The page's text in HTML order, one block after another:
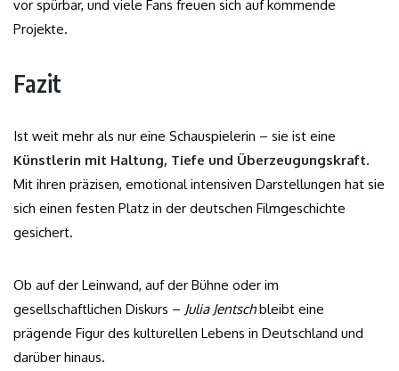
vor spürbar, und viele Fans freuen sich auf kommende
Projekte.
Fazit
Ist weit mehr als nur eine Schauspielerin – sie ist eine
Künstlerin mit Haltung, Tiefe und Überzeugungskraft.
Mit ihren präzisen, emotional intensiven Darstellungen hat sie
sich einen festen Platz in der deutschen Filmgeschichte
gesichert.
Ob auf der Leinwand, auf der Bühne oder im
gesellschaftlichen Diskurs – Julia Jentschbleibt eine
prägende Figur des kulturellen Lebens in Deutschland und
darüber hinaus.